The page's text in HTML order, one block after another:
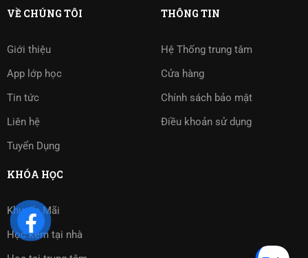
VỀ CHÚNG TÔI
Giới thiệu
App lớp học
Tin tức
Liên hệ
Tuyển Dụng
THÔNG TIN
Hệ Thống trung tâm
Cửa hàng
Chính sách bảo mật
Điều khoản sử dụng
KHÓA HỌC
Khuyến Mãi
Học kèm tại nhà